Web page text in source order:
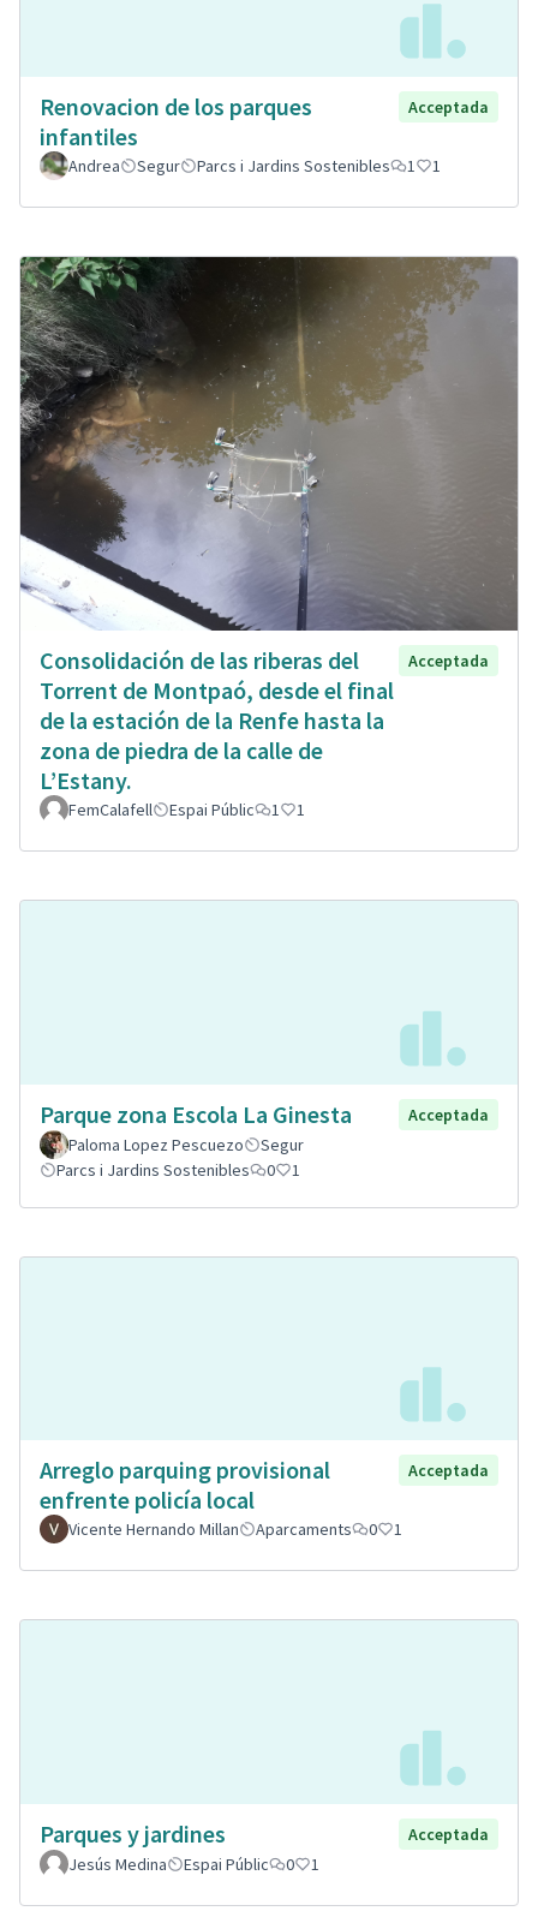
Renovacion de los parques
infantiles
Acceptada
Andrea Segur Parcs i Jardins Sostenibles 1 1
Consolidación de las riberas del
Torrent de Montpaó, desde el final
de la estación de la Renfe hasta la
zona de piedra de la calle de
L’Estany.
Acceptada
FemCalafell Espai Públic 1 1
Parque zona Escola La Ginesta
Acceptada
Paloma Lopez Pescuezo
Segur
Parcs i Jardins Sostenibles
0 1
Arreglo parquing provisional
enfrente policía local
Acceptada
Vicente Hernando Millan Aparcaments 0 1
Parques y jardines
Acceptada
Jesús Medina
Espai Públic 0 1